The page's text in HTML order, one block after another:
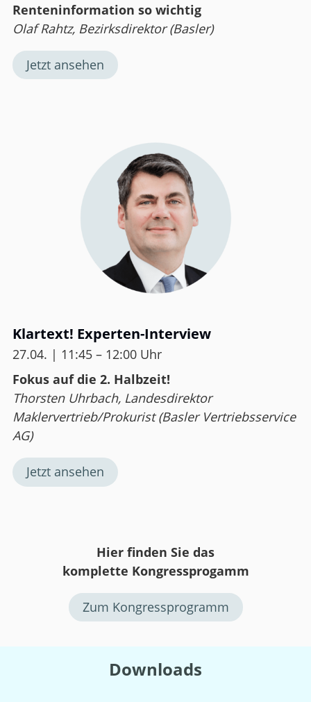
Renteninformation so wichtig
Olaf Rahtz, Bezirksdirektor (Basler)
Jetzt ansehen
Klartext! Experten-Interview
27.04. | 11:45 – 12:00 Uhr
Fokus auf die 2. Halbzeit!
Thorsten Uhrbach, Landesdirektor
Maklervertrieb/Prokurist (Basler Vertriebsservice
AG)
Jetzt ansehen
Hier finden Sie das
komplette Kongressprogamm
Zum Kongressprogramm
Downloads